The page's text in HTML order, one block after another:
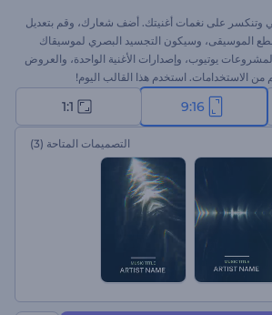
وتنكسر على نغمات أغنيتك. أضف شعارك، وقم بتعديل
الموسيقى، وسيكون التجسيد البصري لموسيقاك
يوتيوب، وإصدارات الأغنية الواحدة، والعروض
من الاستخدامات. استخدم هذا القالب اليوم!
9:16
1:1
التصميمات المتاحة (3)